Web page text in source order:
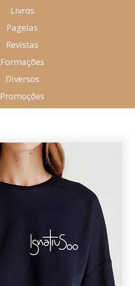
Livros
Pagelas
Revistas
Formações
Diversos
Promoções